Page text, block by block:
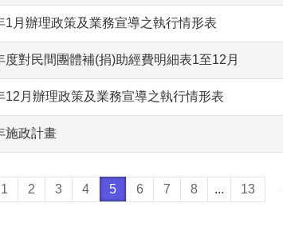
1月辦理政策及業務宣導之執行情形表
度對民間團體補(捐)助經費明細表1至12月
12月辦理政策及業務宣導之執行情形表
施政計畫
1 2 3 4 5 6 7 8 ... 13